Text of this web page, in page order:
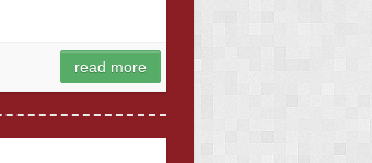
read more